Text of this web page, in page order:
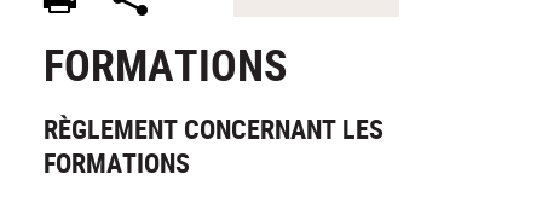
FORMATIONS
RÈGLEMENT CONCERNANT LES
FORMATIONS